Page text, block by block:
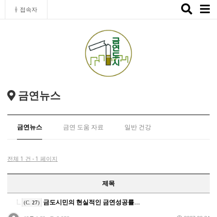
접속자
Toggle
금연뉴스
금연뉴스 금연 도움 자료 일반 건강
전체 1 건 - 1 페이지
제목
(C. 27) 금도시민의 현실적인 금연성공률...